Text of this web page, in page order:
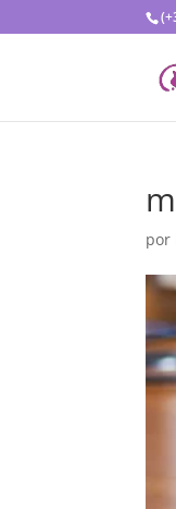
por